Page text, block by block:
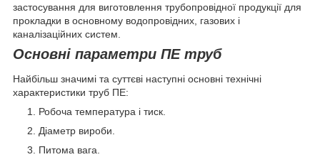
застосування для виготовлення трубопровідної продукції для
прокладки в основному водопровідних, газових і
каналізаційних систем.
Основні параметри ПЕ труб
Найбільш значимі та суттєві наступні основні технічні
характеристики труб ПЕ:
Робоча температура і тиск.
Діаметр вироби.
Питома вага.